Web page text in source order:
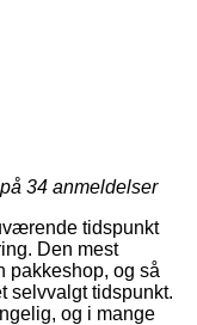
34 anmeldelser
tidspunkt
Den mest
pakkeshop, og så
selvvalgt tidspunkt.
og i mange